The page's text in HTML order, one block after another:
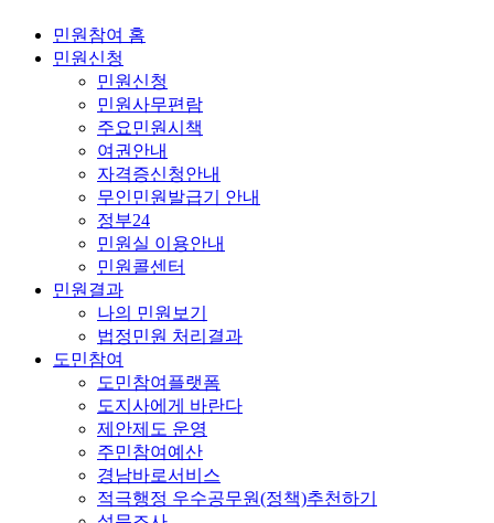
민원참여 홈
민원신청
민원신청
민원사무편람
주요민원시책
여권안내
자격증신청안내
무인민원발급기 안내
정부24
민원실 이용안내
민원콜센터
민원결과
나의 민원보기
법정민원 처리결과
도민참여
도민참여플랫폼
도지사에게 바란다
제안제도 운영
주민참여예산
경남바로서비스
적극행정 우수공무원(정책)추천하기